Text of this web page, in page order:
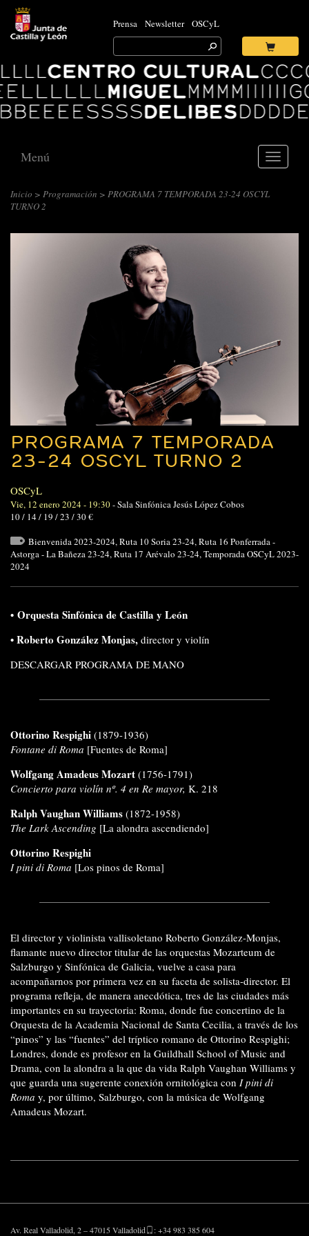
Prensa Newsletter OSCyL
Search
for:
Ok
Centro
Cultural
Miguel
Delibes
Toggle
Menú
Inicio > Programación > PROGRAMA 7 TEMPORADA 23-24 OSCYL
TURNO 2
PROGRAMA 7 TEMPORADA
23-24 OSCYL TURNO 2
OSCyL
Vie, 12 enero 2024 - 19:30-Sala Sinfónica Jesús López Cobos
10 / 14 / 19 / 23 / 30 €
Bienvenida 2023-2024,Ruta 10 Soria 23-24,Ruta 16 Ponferrada -
Astorga - La Bañeza 23-24,Ruta 17 Arévalo 23-24,Temporada OSCyL 2023-
2024
• Orquesta Sinfónica de Castilla y León
•Roberto González Monjas, director y violín
DESCARGAR PROGRAMA DE MANO
Ottorino Respighi (1879-1936)
Fontane di Roma [Fuentes de Roma]
Wolfgang Amadeus Mozart (1756-1791)
Concierto para violín nº. 4 en Re mayor, K. 218
Ralph Vaughan Williams (1872-1958)
The Lark Ascending [La alondra ascendiendo]
Ottorino Respighi
I pini di Roma [Los pinos de Roma]
El director y violinista vallisoletano Roberto González-Monjas,
flamante nuevo director titular de las orquestas Mozarteum de
Salzburgo y Sinfónica de Galicia, vuelve a casa para
acompañarnos por primera vez en su faceta de solista-director. El
programa refleja, de manera anecdótica, tres de las ciudades más
importantes en su trayectoria: Roma, donde fue concertino de la
Orquesta de la Academia Nacional de Santa Cecilia, a través de los
“pinos” y las “fuentes” del tríptico romano de Ottorino Respighi;
Londres, donde es profesor en la Guildhall School of Music and
Drama, con la alondra a la que da vida Ralph Vaughan Williams y
que guarda una sugerente conexión ornitológica con I pini di
Roma y, por último, Salzburgo, con la música de Wolfgang
Amadeus Mozart.
Av. Real Valladolid, 2 – 47015 Valladolid : +34 983 385 604